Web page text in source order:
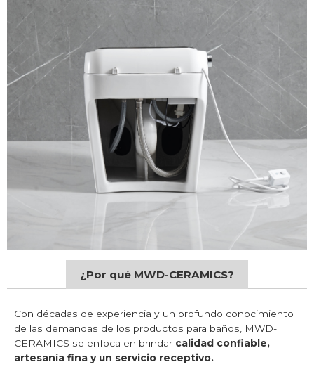
¿Por qué MWD-CERAMICS?
Con décadas de experiencia y un profundo conocimiento
de las demandas de los productos para baños, MWD-
CERAMICS se enfoca en brindar calidad confiable,
artesanía fina y un servicio receptivo.